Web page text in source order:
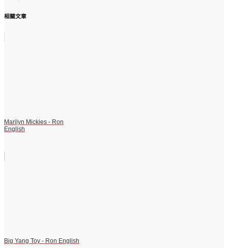
相關文章
Marilyn Mickies - Ron
English
Big Yang Toy - Ron English